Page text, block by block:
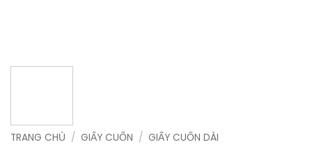
TRANG CHỦ / GIẤY CUỐN / GIẤY CUỐN DÀI